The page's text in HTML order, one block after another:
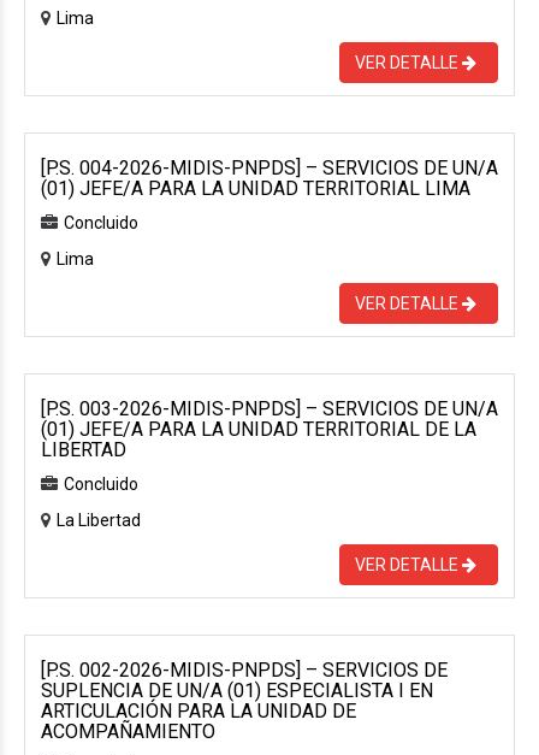
Lima
VER DETALLE
[P.S. 004-2026-MIDIS-PNPDS] – SERVICIOS DE UN/A
(01) JEFE/A PARA LA UNIDAD TERRITORIAL LIMA
Concluido
Lima
VER DETALLE
[P.S. 003-2026-MIDIS-PNPDS] – SERVICIOS DE UN/A
(01) JEFE/A PARA LA UNIDAD TERRITORIAL DE LA
LIBERTAD
Concluido
La Libertad
VER DETALLE
[P.S. 002-2026-MIDIS-PNPDS] – SERVICIOS DE
SUPLENCIA DE UN/A (01) ESPECIALISTA I EN
ARTICULACIÓN PARA LA UNIDAD DE
ACOMPAÑAMIENTO